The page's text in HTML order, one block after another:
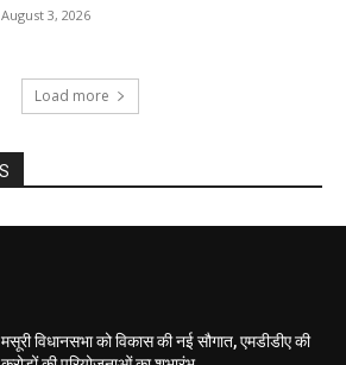
मसूरी विधानसभा को विकास की नई सौगात, एमडीडीए की